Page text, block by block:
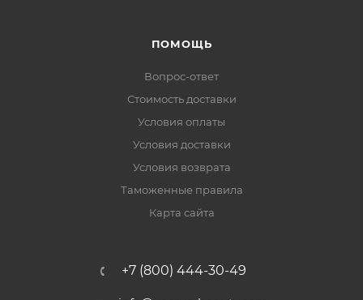
ПОМОЩЬ
Вопрос-ответ
Стоимость доставки
Условия оплаты
Условия доставки
Условия возврата
Таможенные правила
Карта сайта
+7 (800) 444-30-49